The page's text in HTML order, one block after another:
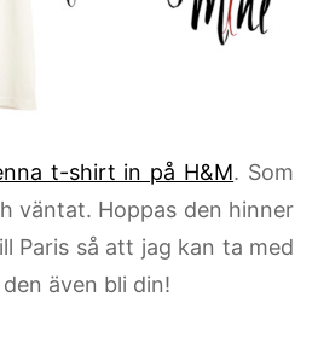
t-shirt in på H&M. Som
väntat. Hoppas den hinner
Paris så att jag kan ta med
även bli din!